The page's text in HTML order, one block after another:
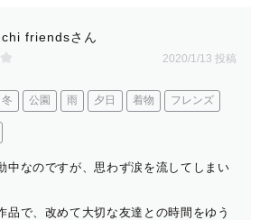
friendsさん
2020/1/13 投稿
冬 公園 雨 夕日 着物 フレンズ
中なのですが、思わず涙を流してしまい
品で、改めて大切な友達との時間をゆう